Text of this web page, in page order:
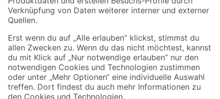
Sicher einkaufen
Jetzt die toom-App herunterladen